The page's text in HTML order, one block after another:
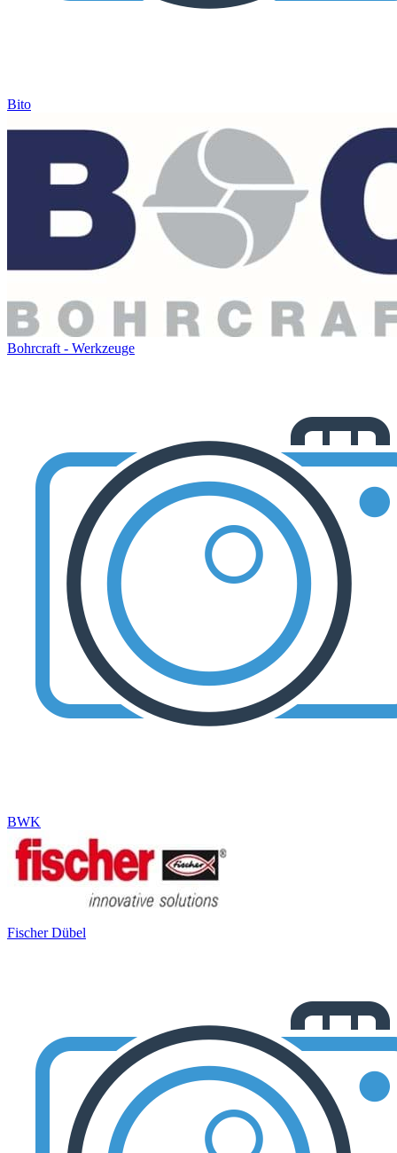
Bito
Bohrcraft - Werkzeuge
BWK
Fischer Dübel